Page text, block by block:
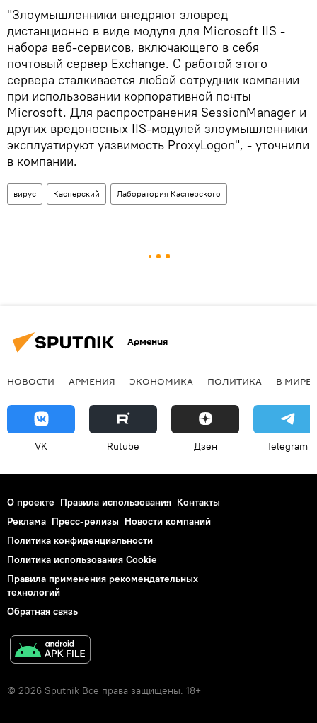
"Злоумышленники внедряют зловред
дистанционно в виде модуля для Microsoft IIS -
набора веб-сервисов, включающего в себя
почтовый сервер Exchange. С работой этого
сервера сталкивается любой сотрудник компании
при использовании корпоративной почты
Microsoft. Для распространения SessionManager и
других вредоносных IIS-модулей злоумышленники
эксплуатируют уязвимость ProxyLogon", - уточнили
в компании.
вирус Касперский Лаборатория Касперского
Армения
НОВОСТИ АРМЕНИЯ ЭКОНОМИКА ПОЛИТИКА В МИРЕ
VK Rutube Дзен Telegram
О проекте Правила использования Контакты
Реклама Пресс-релизы Новости компаний
Политика конфиденциальности
Политика использования Cookie
Правила применения рекомендательных
технологий
Обратная связь
© 2026 Sputnik Все права защищены. 18+